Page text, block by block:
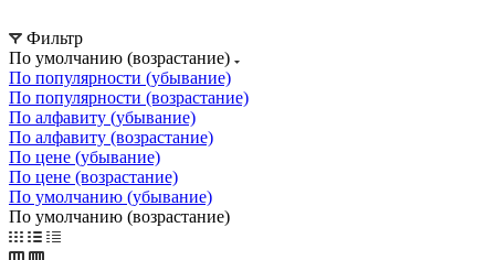
Фильтр
По умолчанию (возрастание)
По популярности (убывание)
По популярности (возрастание)
По алфавиту (убывание)
По алфавиту (возрастание)
По цене (убывание)
По цене (возрастание)
По умолчанию (убывание)
По умолчанию (возрастание)